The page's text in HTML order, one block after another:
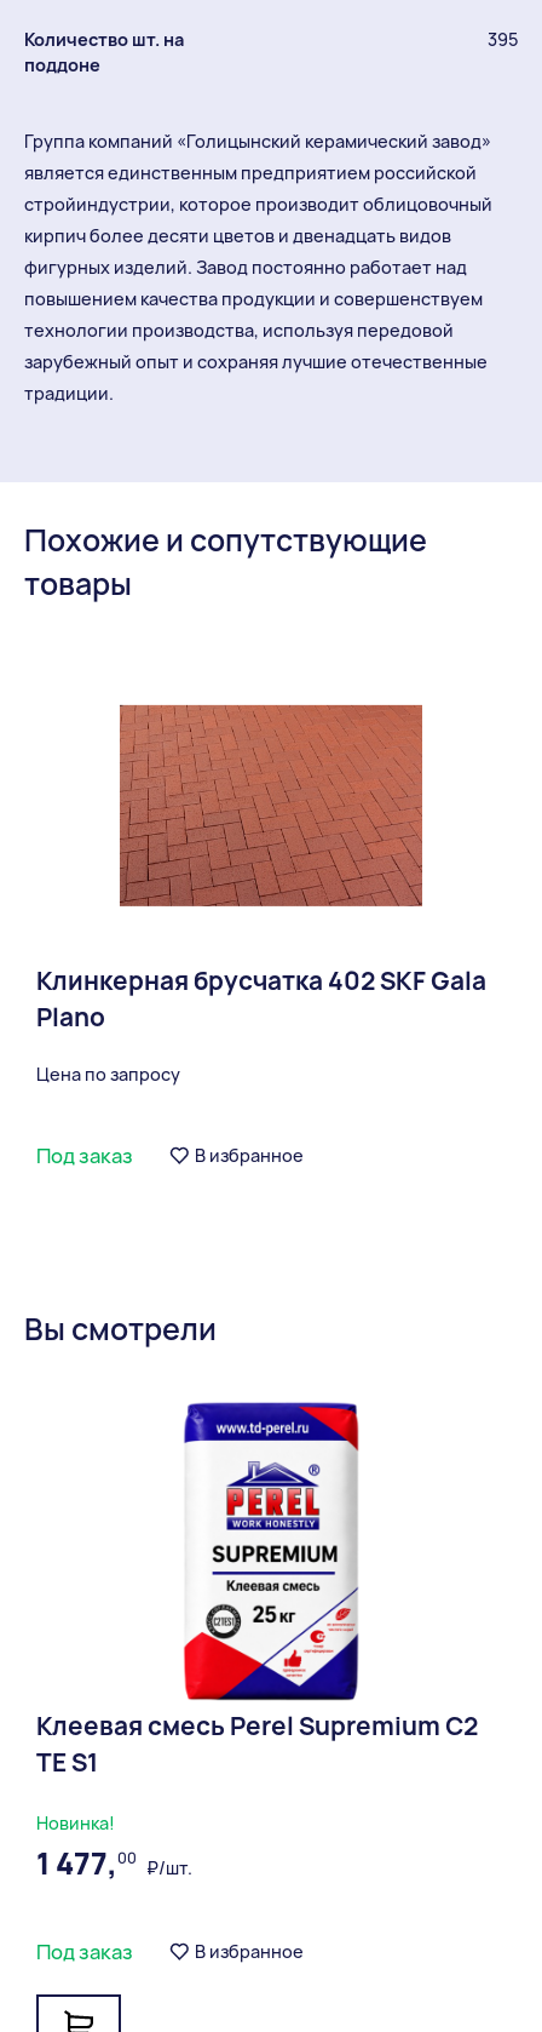
Количество шт. на
поддоне
395
Группа компаний «Голицынский керамический завод»
является единственным предприятием российской
стройиндустрии, которое производит облицовочный
кирпич более десяти цветов и двенадцать видов
фигурных изделий. Завод постоянно работает над
повышением качества продукции и совершенствуем
технологии производства, используя передовой
зарубежный опыт и сохраняя лучшие отечественные
традиции.
Похожие и сопутствующие
товары
Клинкерная брусчатка 402 SKF Gala
Plano
Цена по запросу
Под заказ В избранное
Вы смотрели
Новинка!
Клеевая смесь Perel Supremium С2
ТЕ S1
1 477,00 ₽/шт.
Под заказ В избранное